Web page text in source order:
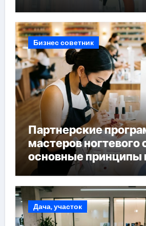
Бизнес советник
Партнерские
мастеров ногтевого
основные принципы
форматы участия
Дача, участок